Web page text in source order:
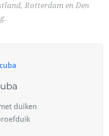
Rotterdam en Den
duiken